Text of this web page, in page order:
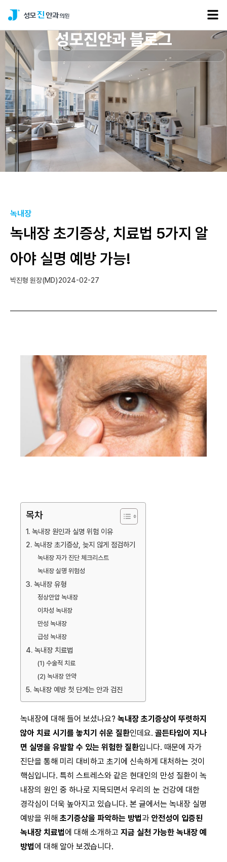
성모진안과 블로그
녹내장
녹내장 초기증상, 치료법 5가지 알
아야 실명 예방 가능!
박진형 원장(MD)2024-02-27
목차
1. 녹내장 원인과 실명 위험 이유
2. 녹내장 초기증상, 늦지 않게 점검하기
녹내장 자가 진단 체크리스트
녹내장 실명 위험성
3. 녹내장 유형
정상안압 녹내장
이차성 녹내장
만성 녹내장
급성 녹내장
4. 녹내장 치료법
(1) 수술적 치료
(2) 녹내장 안약
5. 녹내장 예방 첫 단계는 안과 검진
녹내장에 대해 들어 보셨나요? 녹내장 초기증상이 뚜렷하지
않아 치료 시기를 놓치기 쉬운 질환인데요. 골든타임이 지나
면 실명을 유발할 수 있는 위험한 질환입니다. 때문에 자가
진단을 통해 미리 대비하고 초기에 신속하게 대처하는 것이
핵심입니다. 특히 스트레스와 같은 현대인의 만성 질환이 녹
내장의 원인 중 하나로 지목되면서 우리의 눈 건강에 대한
경각심이 더욱 높아지고 있습니다. 본 글에서는 녹내장 실명
예방을 위해 초기증상을 파악하는 방법과 안전성이 입증된
녹내장 치료법에 대해 소개하고 지금 실천 가능한 녹내장 예
방법에 대해 알아 보겠습니다.